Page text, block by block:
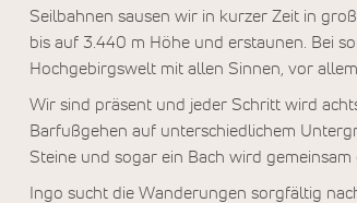
Seilbahnen sausen wir in kurzer Zeit in
bis auf 3.440 m Höhe und erstaunen. Bei
Hochgebirgswelt mit allen Sinnen, vor
Wir sind präsent und jeder Schritt wird
Barfußgehen auf unterschiedlichem
Steine und sogar ein Bach wird gemeinsam
Ingo sucht die Wanderungen sorgfältig